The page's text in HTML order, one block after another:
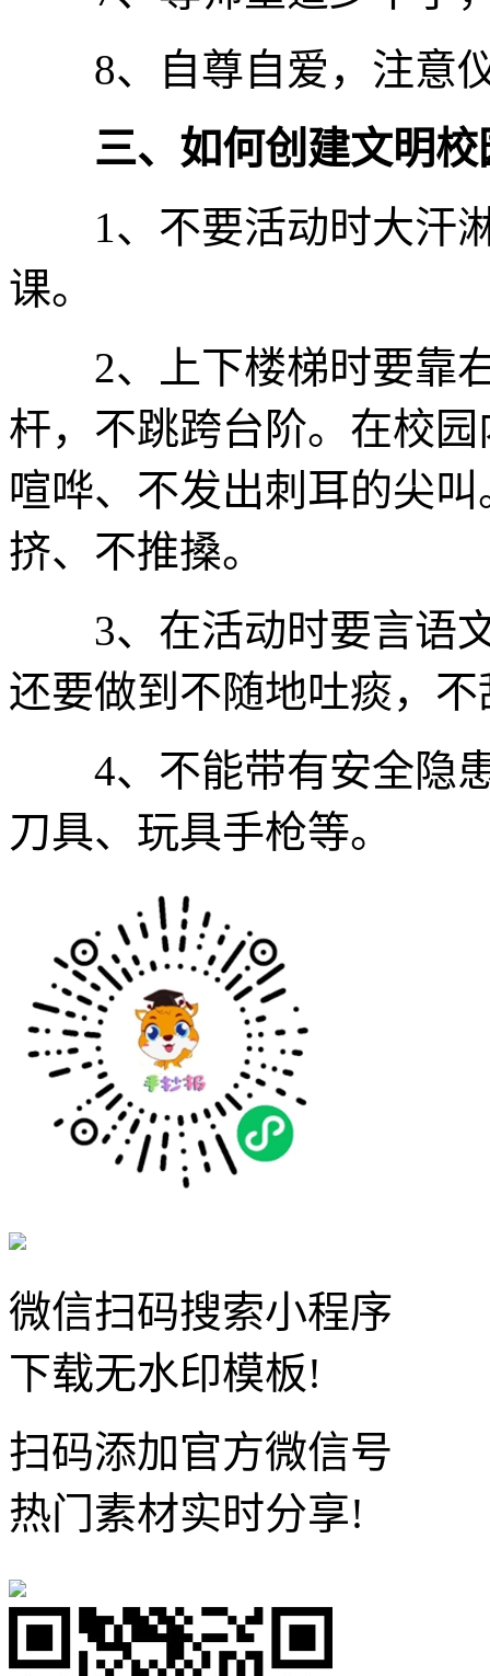
8、自尊自爱，注意
三、如何创建文明校
1、不要活动时大汗淋
课。
2、上下楼梯时要靠右
杆，不跳跨台阶。在校
喧哗、不发出刺耳的尖
挤、不推搡。
3、在活动时要言语文
还要做到不随地吐痰，
4、不能带有安全隐患
刀具、玩具手枪等。
微信扫码搜索小程序
下载无水印模板!
扫码添加官方微信号
热门素材实时分享!